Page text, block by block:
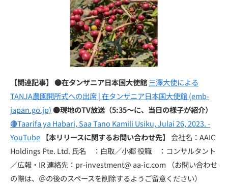
【関連記事】 ●在タンザニア日本国大使館三澤大使による
TANJA農園開所式への出席 | 在タンザニア日本国大使館 (emb-
japan.go.jp)●現地のTV放送（5:35～に、当日の様子が紹介）
🔴Taarifa ya Habari, Saa Tano Kamili Usiku, Julai 26, 2023. -
YouTube 【本リリースに関するお問い合わせ先】 会社名：AAIC
Holdings Pte. Ltd. 氏名 ：白取／小郷 役職 ：コンサルタント
／広報・IR 連絡先：pr-investment@ aa-ic.com （お問い合わせ
の際は、＠の後のスペースを削除するようご留意ください）